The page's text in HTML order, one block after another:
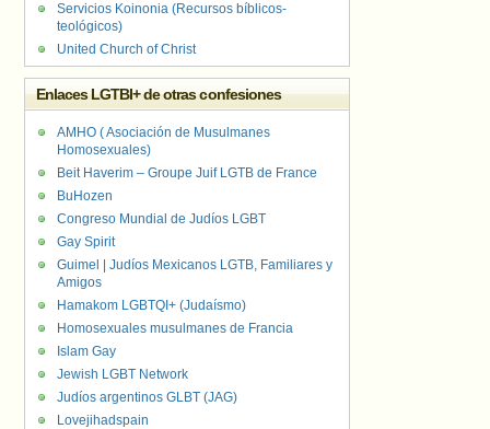
Servicios Koinonia (Recursos bíblicos-
teológicos)
United Church of Christ
Enlaces LGTBI+ de otras confesiones
AMHO ( Asociación de Musulmanes
Homosexuales)
Beit Haverim – Groupe Juif LGTB de France
BuHozen
Congreso Mundial de Judíos LGBT
Gay Spirit
Guimel | Judíos Mexicanos LGTB, Familiares y
Amigos
Hamakom LGBTQI+ (Judaísmo)
Homosexuales musulmanes de Francia
Islam Gay
Jewish LGBT Network
Judíos argentinos GLBT (JAG)
Lovejihadspain